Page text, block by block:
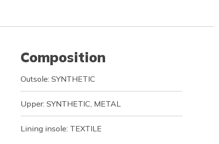
Composition
Outsole: SYNTHETIC
Upper: SYNTHETIC, METAL
Lining insole: TEXTILE